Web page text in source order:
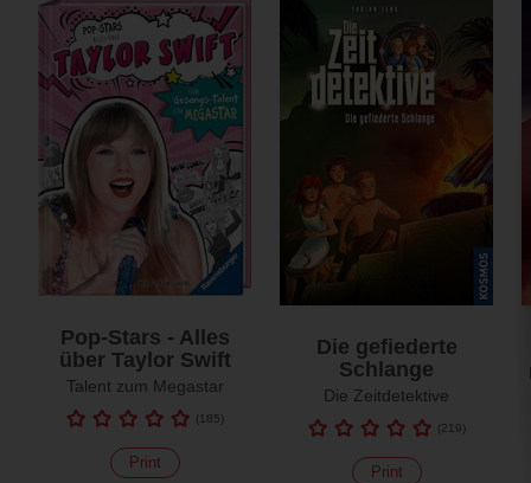
Pop-Stars - Alles
über Taylor Swift
Talent zum Megastar
(185)
Print
Die gefiederte
Schlange
Die Zeitdetektive
(219)
Print